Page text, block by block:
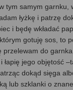
tym samym garnku,
łyżkę i patrzę
i będę wkładać
gotuję sos, to
przelewam do
łapię jego objętość
dokąd sięga
lub szklanki o